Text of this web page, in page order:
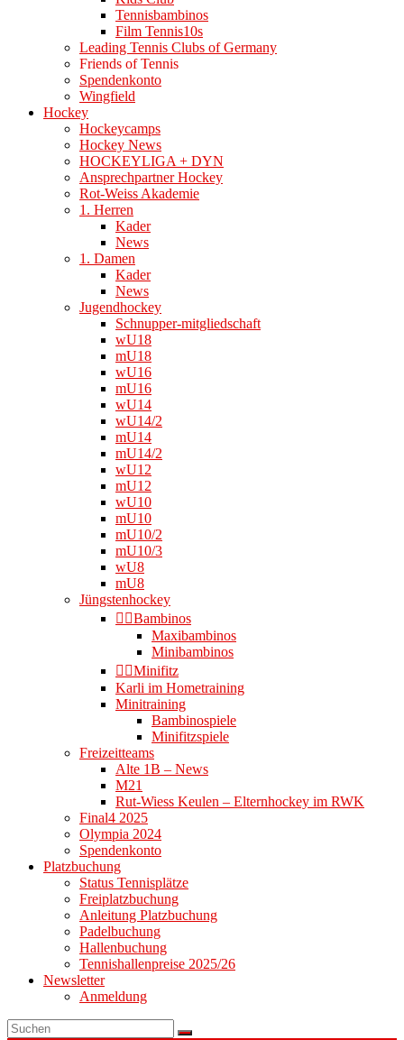
Tennisbambinos
Film Tennis10s
Leading Tennis Clubs of Germany
Friends of Tennis
Spendenkonto
Wingfield
Hockey
Hockeycamps
Hockey News
HOCKEYLIGA + DYN
Ansprechpartner Hockey
Rot-Weiss Akademie
1. Herren
Kader
News
1. Damen
Kader
News
Jugendhockey
Schnupper-mitgliedschaft
wU18
mU18
wU16
mU16
wU14
wU14/2
mU14
mU14/2
wU12
mU12
wU10
mU10
mU10/2
mU10/3
wU8
mU8
Jüngstenhockey
👉🏻Bambinos
Maxibambinos
Minibambinos
👉🏻Minifitz
Karli im Hometraining
Minitraining
Bambinospiele
Minifitzspiele
Freizeitteams
Alte 1B – News
M21
Rut-Wiess Keulen – Elternhockey im RWK
Final4 2025
Olympia 2024
Spendenkonto
Platzbuchung
Status Tennisplätze
Freiplatzbuchung
Anleitung Platzbuchung
Padelbuchung
Hallenbuchung
Tennishallenpreise 2025/26
Newsletter
Anmeldung